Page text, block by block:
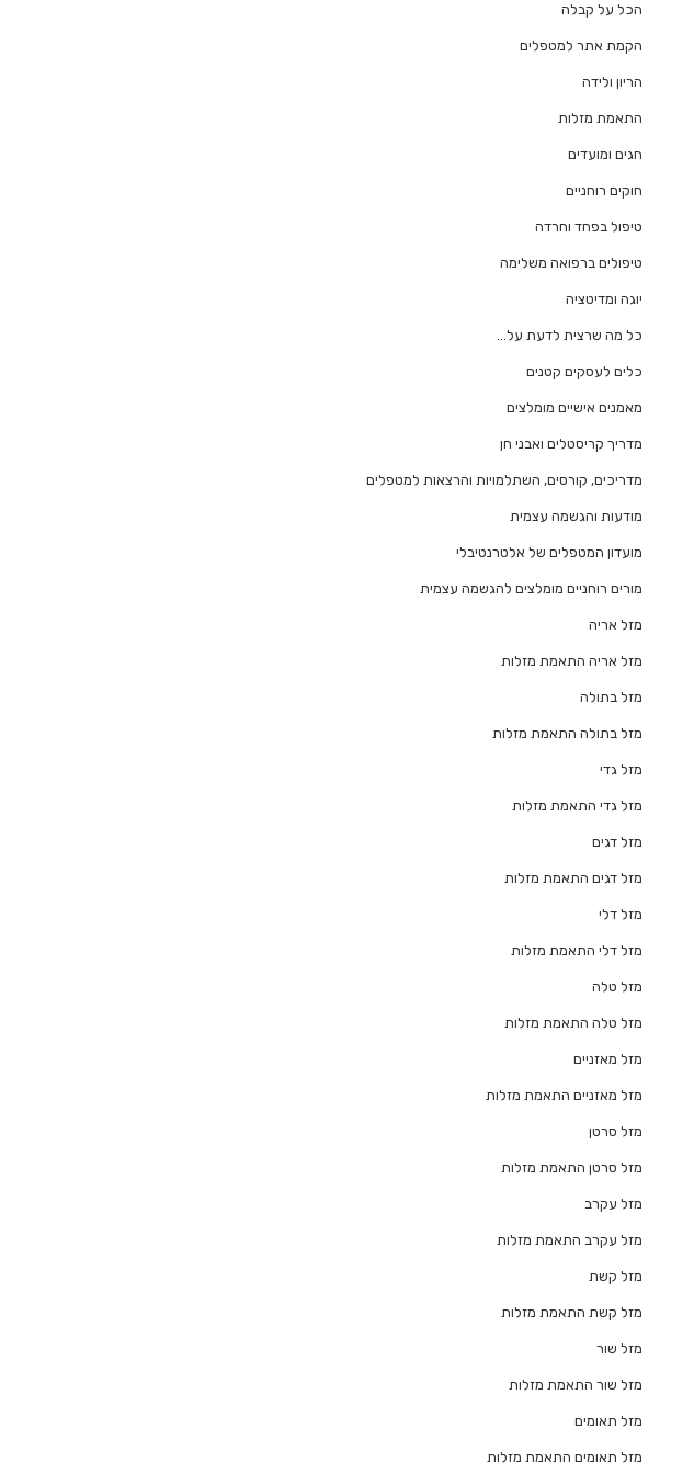
הכל על קבלה
הקמת אתר למטפלים
הריון ולידה
התאמת מזלות
חגים ומועדים
חוקים רוחניים
טיפול בפחד וחרדה
טיפולים ברפואה משלימה
יוגה ומדיטציה
כל מה שרצית לדעת על…
כלים לעסקים קטנים
מאמנים אישיים מומלצים
מדריך קריסטלים ואבני חן
מדריכים, קורסים, השתלמויות והרצאות למטפלים
מודעות והגשמה עצמית
מועדון המטפלים של אלטרנטיבלי
מורים רוחניים מומלצים להגשמה עצמית
מזל אריה
מזל אריה התאמת מזלות
מזל בתולה
מזל בתולה התאמת מזלות
מזל גדי
מזל גדי התאמת מזלות
מזל דגים
מזל דגים התאמת מזלות
מזל דלי
מזל דלי התאמת מזלות
מזל טלה
מזל טלה התאמת מזלות
מזל מאזניים
מזל מאזניים התאמת מזלות
מזל סרטן
מזל סרטן התאמת מזלות
מזל עקרב
מזל עקרב התאמת מזלות
מזל קשת
מזל קשת התאמת מזלות
מזל שור
מזל שור התאמת מזלות
מזל תאומים
מזל תאומים התאמת מזלות